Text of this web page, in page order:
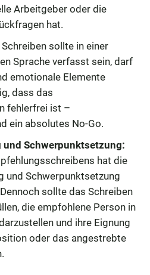
Arbeitgeber oder die
hat.
Schreiben sollte in einer
Sprache verfasst sein, darf
emotionale Elemente
dass das
fehlerfrei ist –
ein absolutes No-Go.
Schwerpunktsetzung:
hat die
und Schwerpunktsetzung
sollte das Schreiben
die empfohlene Person in
und ihre Eignung
oder das angestrebte